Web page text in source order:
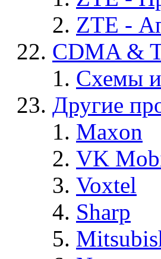
ZTE -
CDMA &
Схемы
Другие
Maxon
VK
Voxtel
Sharp